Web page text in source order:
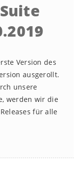
Version des
ausgerollt.
unsere
werden wir die
für alle